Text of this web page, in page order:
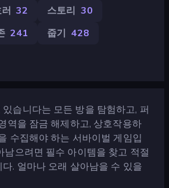
32 스토리 30
241 줍기 428
습니다는 모든 방을 탐험하고, 퍼
역을 잠금 해제하고, 상호작용하
수집해야 하는 서바이벌 게임입
남으려면 필수 아이템을 찾고 적절
. 얼마나 오래 살아남을 수 있을